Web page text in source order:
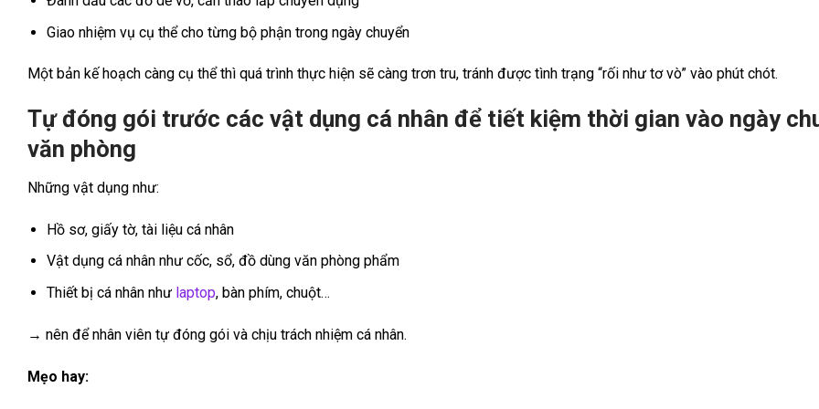
Giao nhiệm vụ cụ thể cho từng bộ phận trong ngày chuyển
Một bản kế hoạch càng cụ thể thì quá trình thực hiện sẽ càng trơn tru, tránh được tình trạng “rối như tơ vò” vào phút chót.
Tự đóng gói trước các vật dụng cá nhân để tiết kiệm thời gian vào ngày
văn phòng
Những vật dụng như:
Hồ sơ, giấy tờ, tài liệu cá nhân
Vật dụng cá nhân như cốc, sổ, đồ dùng văn phòng phẩm
Thiết bị cá nhân như laptop, bàn phím, chuột…
→ nên để nhân viên tự đóng gói và chịu trách nhiệm cá nhân.
Mẹo hay: